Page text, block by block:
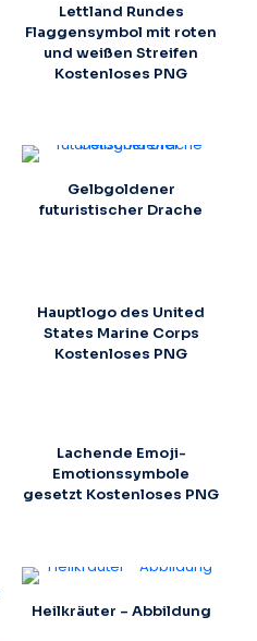
Lettland Rundes
Flaggensymbol mit roten
und weißen Streifen
Kostenloses PNG
Gelbgoldener
futuristischer Drache
Hauptlogo des United
States Marine Corps
Kostenloses PNG
Lachende Emoji-
Emotionssymbole
gesetzt Kostenloses PNG
Heilkräuter – Abbildung